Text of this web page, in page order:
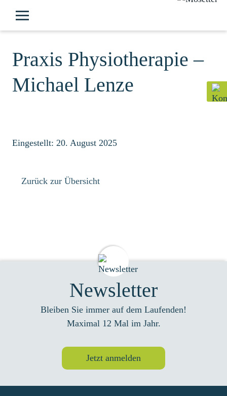
Praxis Physiotherapie –
Michael Lenze
Eingestellt: 20. August 2025
Zurück zur Übersicht
Newsletter
Bleiben Sie immer auf dem Laufenden!
Maximal 12 Mal im Jahr.
Jetzt anmelden